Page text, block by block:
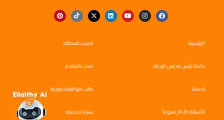
الرئيسية
كلمة رئيس مجلس الإدراة
خدمتنا
الأسئلة الأكثر شيوعاً
احسب قسطك
ابحث بالمقدم
طلب موافقة فورية
سيارات جديدة